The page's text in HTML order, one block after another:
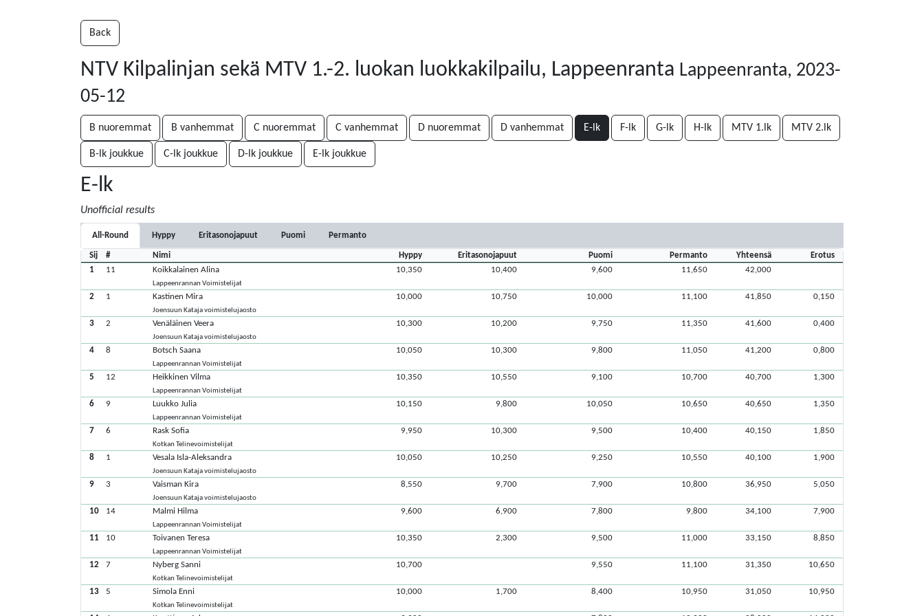
Back
NTV Kilpalinjan sekä MTV 1.-2. luokan luokkakilpailu, Lappeenranta Lappeenranta, 2023-
05-12
B nuoremmat B vanhemmat C nuoremmat C vanhemmat D nuoremmat D vanhemmat E-lk F-lk G-lk H-lk MTV 1.lk MTV 2.lk
B-lk joukkue C-lk joukkue D-lk joukkue E-lk joukkue
E-lk
Unofficial results
All-Round Hyppy Eritasonojapuut Puomi Permanto
Sij # Nimi Hyppy Eritasonojapuut Puomi Permanto Yhteensä
Erotus
1
11 Koikkalainen Alina
Lappeenrannan Voimistelijat
10,350 10,400 9,600 11,650 42,000
2 1 Kastinen Mira
Joensuun Kataja voimistelujaosto
10,000 10,750 10,000 11,100 41,850 0,150
3 2 Venäläinen Veera
Joensuun Kataja voimistelujaosto
10,300 10,200 9,750 11,350 41,600 0,400
4 8 Botsch Saana
Lappeenrannan Voimistelijat
10,050 10,300 9,800 11,050 41,200 0,800
5 12 Heikkinen Vilma
Lappeenrannan Voimistelijat
10,350 10,550 9,100 10,700 40,700 1,300
6 9 Luukko Julia
Lappeenrannan Voimistelijat
10,150 9,800 10,050 10,650 40,650 1,350
7 6 Rask Sofia
Kotkan Telinevoimistelijat
9,950 10,300 9,500 10,400 40,150 1,850
8 1 Vesala Isla-Aleksandra
Joensuun Kataja voimistelujaosto
10,050 10,250 9,250 10,550 40,100 1,900
9 3 Vaisman Kira
Joensuun Kataja voimistelujaosto
8,550 9,700 7,900 10,800 36,950 5,050
10 14 Malmi Hilma
Lappeenrannan Voimistelijat
9,600 6,900 7,800 9,800 34,100 7,900
11 10 Toivanen Teresa
Lappeenrannan Voimistelijat
10,350 2,300 9,500 11,000 33,150 8,850
12 7 Nyberg Sanni
Kotkan Telinevoimistelijat
10,700 9,550 11,100 31,350 10,650
13 5 Simola Enni
Kotkan Telinevoimistelijat
10,000 1,700 8,400 10,950 31,050 10,950